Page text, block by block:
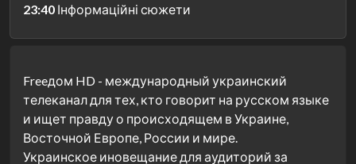
23:40 Інформаційні сюжети
Freeдом HD - международный украинский
телеканал для тех, кто говорит на русском языке
и ищет правду о происходящем в Украине,
Восточной Европе, России и мире.
Украинское иновещание для аудиторий за